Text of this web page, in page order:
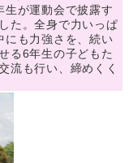
が運動会で披露す
た。全身で力いっぱ
にも力強さを、続い
る6年生の子どもた
流も行い、締めくく